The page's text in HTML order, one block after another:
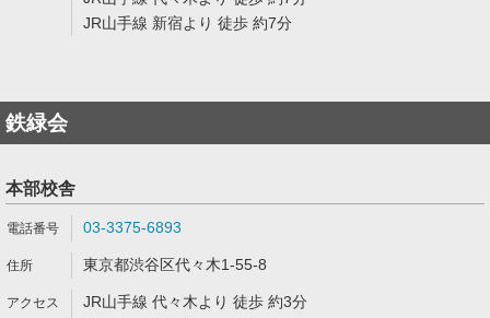
JR山手線 新宿より 徒歩 約7分
鉄緑会
本部校舎
03-3375-6893
東京都渋谷区代々木1-55-8
JR山手線 代々木より 徒歩 約3分